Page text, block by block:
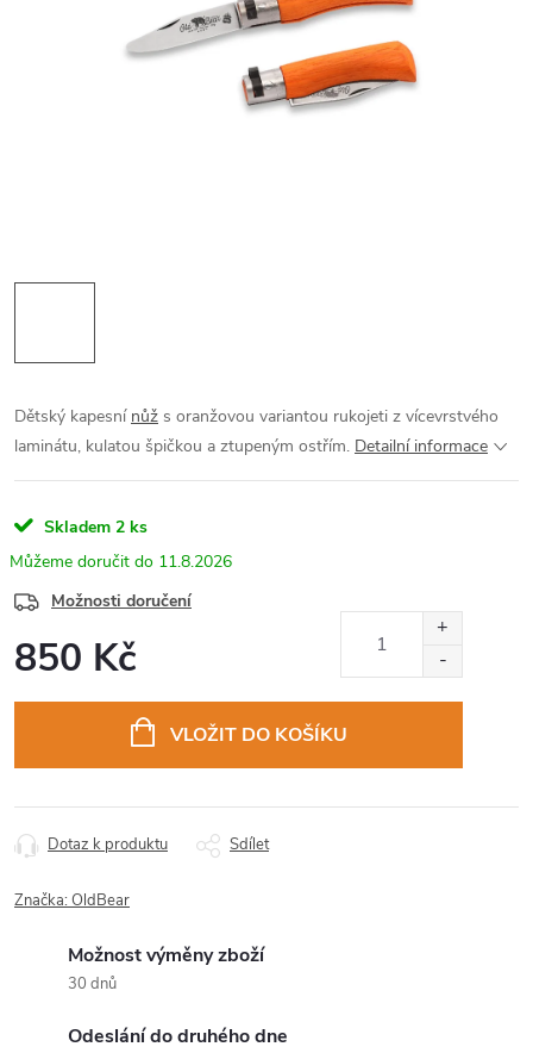
Dětský kapesní nůž s oranžovou variantou rukojeti z vícevrstvého
laminátu, kulatou špičkou a ztupeným ostřím. Detailní informace
Skladem 2 ks
11.8.2026
Možnosti doručení
850 Kč
VLOŽIT DO KOŠÍKU
Dotaz k produktu Sdílet
Značka:OldBear
Možnost výměny zboží
30 dnů
Odeslání do druhého dne